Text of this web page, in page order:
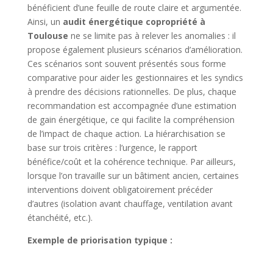
bénéficient d’une feuille de route claire et argumentée.
Ainsi, un audit énergétique copropriété à
Toulouse ne se limite pas à relever les anomalies : il
propose également plusieurs scénarios d’amélioration.
Ces scénarios sont souvent présentés sous forme
comparative pour aider les gestionnaires et les syndics
à prendre des décisions rationnelles. De plus, chaque
recommandation est accompagnée d’une estimation
de gain énergétique, ce qui facilite la compréhension
de l’impact de chaque action. La hiérarchisation se
base sur trois critères : l’urgence, le rapport
bénéfice/coût et la cohérence technique. Par ailleurs,
lorsque l’on travaille sur un bâtiment ancien, certaines
interventions doivent obligatoirement précéder
d’autres (isolation avant chauffage, ventilation avant
étanchéité, etc.).
Exemple de priorisation typique :